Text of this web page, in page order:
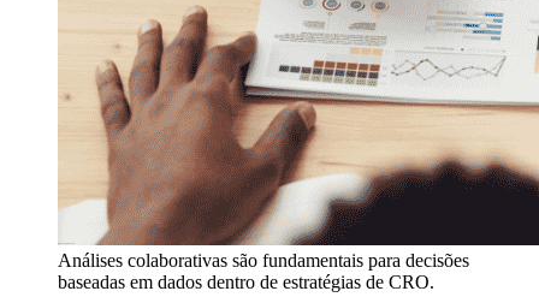
Análises colaborativas são fundamentais para decisões
baseadas em dados dentro de estratégias de CRO.